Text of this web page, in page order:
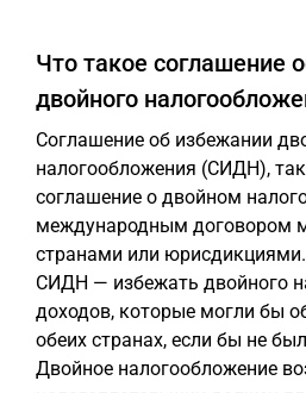
Что такое соглашение
двойного
Соглашение об избежании
налогообложения (СИДН),
соглашение о двойном
международным договором
странами или
СИДН — избежать двойного
доходов, которые могли бы
обеих странах, если бы не
Двойное налогообложение